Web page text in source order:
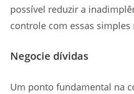
possível reduzir a
controle com essas simples
Negocie dívidas
Um ponto fundamental na